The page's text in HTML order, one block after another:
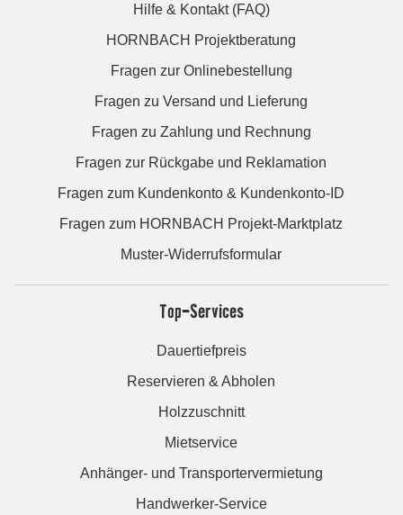
Hilfe & Kontakt (FAQ)
HORNBACH Projektberatung
Fragen zur Onlinebestellung
Fragen zu Versand und Lieferung
Fragen zu Zahlung und Rechnung
Fragen zur Rückgabe und Reklamation
Fragen zum Kundenkonto & Kundenkonto-ID
Fragen zum HORNBACH Projekt-Marktplatz
Muster-Widerrufsformular
Top-Services
Dauertiefpreis
Reservieren & Abholen
Holzzuschnitt
Mietservice
Anhänger- und Transportervermietung
Handwerker-Service